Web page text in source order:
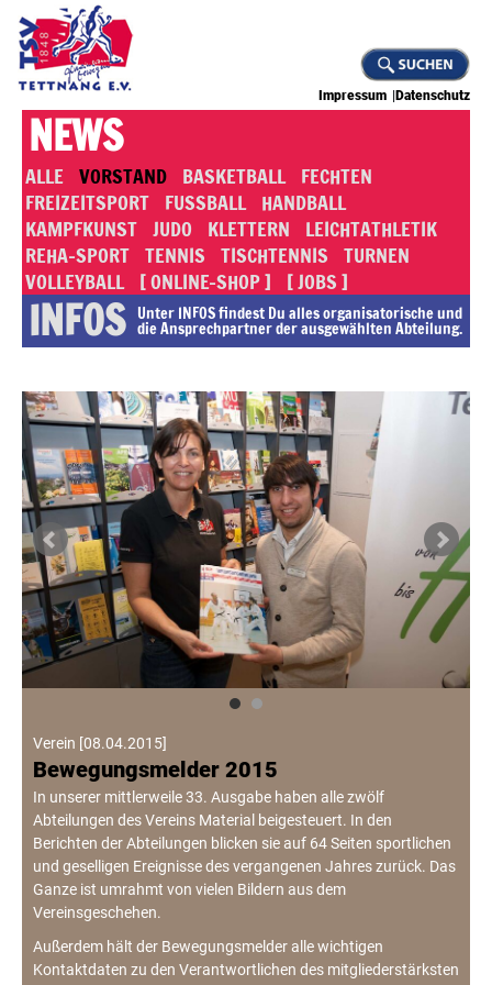
Impressum Datenschutz
NEWS
ALLE VORSTAND BASKETBALL FECHTEN
FREIZEITSPORT FUSSBALL HANDBALL
KAMPFKUNST JUDO KLETTERN
LEICHTATHLETIK
REHA-SPORT TENNIS TISCHTENNIS TURNEN
VOLLEYBALL [ ONLINE-SHOP ] [ JOBS ]
INFOS Unter INFOS findest Du alles or­ga­ni­sa­to­rische und
die An­sprech­part­ner der ausgewählten Abteilung.
Verein [08.04.2015]
Bewegungsmelder 2015
In unserer mittlerweile 33. Ausgabe haben alle zwölf
Abteilungen des Vereins Material beigesteuert. In den
Berichten der Abteilungen blicken sie auf 64 Seiten sportlichen
und geselligen Ereignisse des vergangenen Jahres zurück. Das
Ganze ist umrahmt von vielen Bildern aus dem
Vereinsgeschehen.
Außerdem hält der Bewegungsmelder alle wichtigen
Kontaktdaten zu den Verantwortlichen des mitgliederstärksten